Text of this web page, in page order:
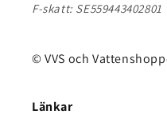
F-skatt: SE559443402801
© VVS och
Länkar